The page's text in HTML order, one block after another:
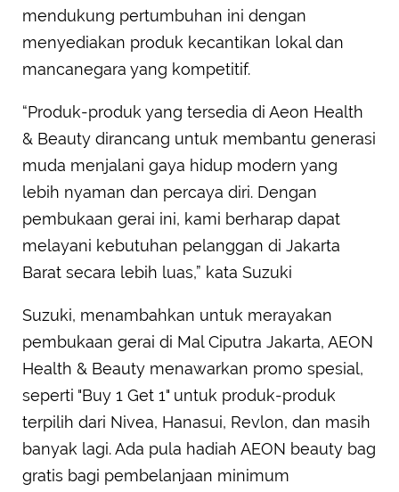
mendukung pertumbuhan ini dengan
menyediakan produk kecantikan lokal dan
mancanegara yang kompetitif.
“Produk-produk yang tersedia di Aeon Health
& Beauty dirancang untuk membantu generasi
muda menjalani gaya hidup modern yang
lebih nyaman dan percaya diri. Dengan
pembukaan gerai ini, kami berharap dapat
melayani kebutuhan pelanggan di Jakarta
Barat secara lebih luas,” kata Suzuki
Suzuki, menambahkan untuk merayakan
pembukaan gerai di Mal Ciputra Jakarta, AEON
Health & Beauty menawarkan promo spesial,
seperti "Buy 1 Get 1" untuk produk-produk
terpilih dari Nivea, Hanasui, Revlon, dan masih
banyak lagi. Ada pula hadiah AEON beauty bag
gratis bagi pembelanjaan minimum